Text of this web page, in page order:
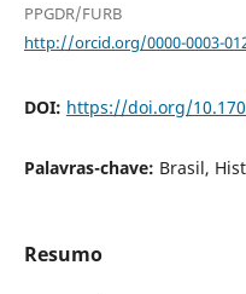
PPGDR/FURB
http://orcid.org/0000-0003-
DOI: https://doi.org/
Palavras-chave: Brasil,
Resumo